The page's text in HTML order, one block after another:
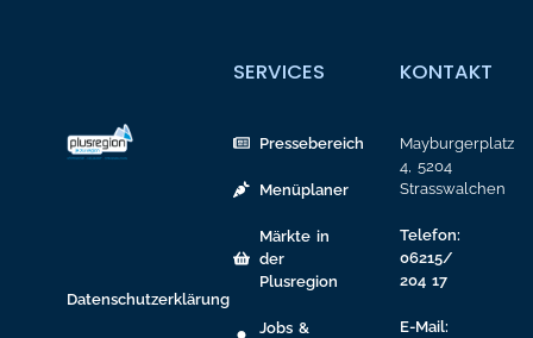
Datenschutzerklärung
SERVICES
Pressebereich
Menüplaner
Märkte in
der
Plusregion
Jobs &
KONTAKT
Mayburgerplatz
4, 5204
Strasswalchen
Telefon:
06215/
204 17
E-Mail: